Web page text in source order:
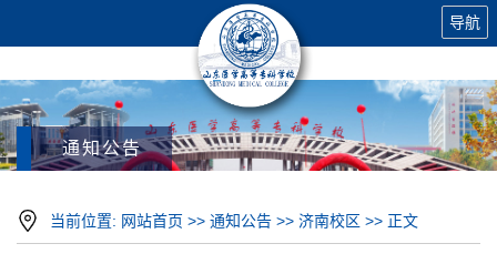
导航
通知公告
当前位置: 网站首页 >> 通知公告 >> 济南校区 >> 正文